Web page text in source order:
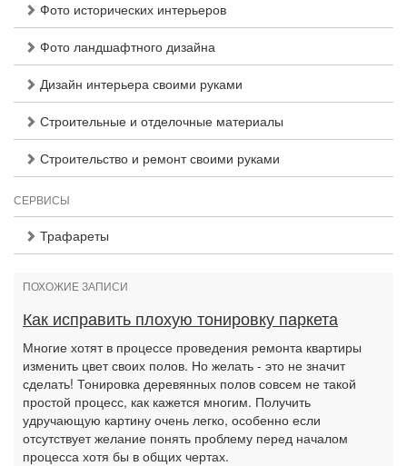
Фото исторических интерьеров
Фото ландшафтного дизайна
Дизайн интерьера своими руками
Строительные и отделочные материалы
Строительство и ремонт своими руками
СЕРВИСЫ
Трафареты
ПОХОЖИЕ ЗАПИСИ
Как исправить плохую тонировку паркета
Многие хотят в процессе проведения ремонта квартиры
изменить цвет своих полов. Но желать - это не значит
сделать! Тонировка деревянных полов совсем не такой
простой процесс, как кажется многим. Получить
удручающую картину очень легко, особенно если
отсутствует желание понять проблему перед началом
процесса хотя бы в общих чертах.